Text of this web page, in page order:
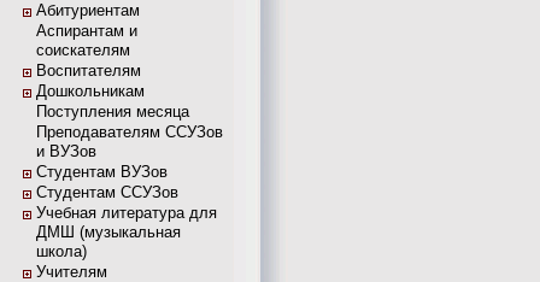
Абитуриентам
Аспирантам и
соискателям
Воспитателям
Дошкольникам
Поступления месяца
Преподавателям ССУЗов
и ВУЗов
Студентам ВУЗов
Студентам ССУЗов
Учебная литература для
ДМШ (музыкальная
школа)
Учителям